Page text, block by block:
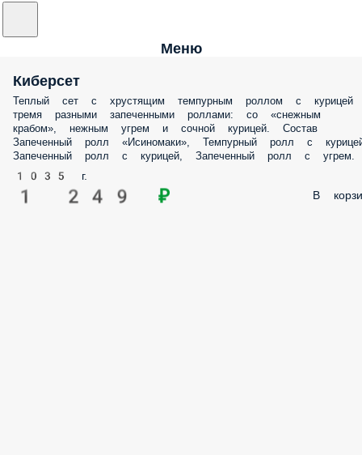
Меню
Киберсет
Теплый сет с хрустящим темпурным роллом с
тремя разными запеченными роллами: со «снежным
крабом», нежным угрем и сочной курицей. Состав
Запеченный ролл «Исиномаки», Темпурный ролл с
Запеченный ролл с курицей, Запеченный ролл с угрем.
1035 г.
1 249 ₽ В